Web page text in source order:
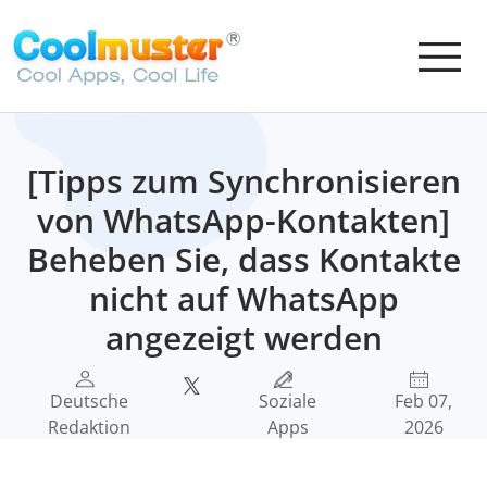
[Tipps zum Synchronisieren
von WhatsApp-Kontakten]
Beheben Sie, dass Kontakte
nicht auf WhatsApp
angezeigt werden
Deutsche
Redaktion
Soziale
Apps
Feb 07,
2026